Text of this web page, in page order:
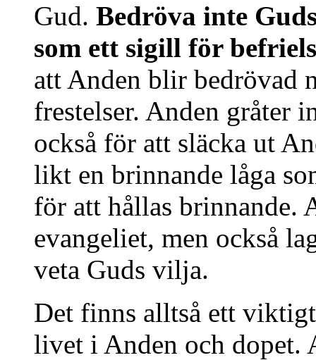
Gud. Bedröva inte
som ett sigill för
att Anden blir bedrövad
frestelser. Anden gråter
också för att släcka ut
likt en brinnande låga
för att hållas brinnande.
evangeliet, men också
veta Guds vilja.
Det finns alltså ett
livet i Anden och dopet.